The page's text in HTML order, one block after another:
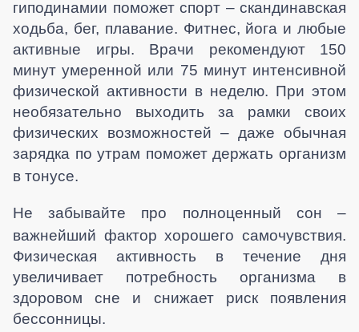
гиподинамии поможет спорт – скандинавская
ходьба, бег, плавание. Фитнес, йога и любые
активные игры. Врачи рекомендуют 150
минут умеренной или 75 минут интенсивной
физической активности в неделю. При этом
необязательно выходить за рамки своих
физических возможностей – даже обычная
зарядка по утрам поможет держать организм
в тонусе.
Не забывайте про полноценный сон –
важнейший фактор хорошего самочувствия.
Физическая активность в течение дня
увеличивает потребность организма в
здоровом сне и снижает риск появления
бессонницы.